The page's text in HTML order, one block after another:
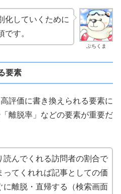
ぶちくま
化していくために
す。
要素
評価に書き換えられる要素に
離脱率」などの要素が重要だ
読んでくれる訪問者の割合で
ってくれれば記事としての価
に離脱・直帰する（検索画面